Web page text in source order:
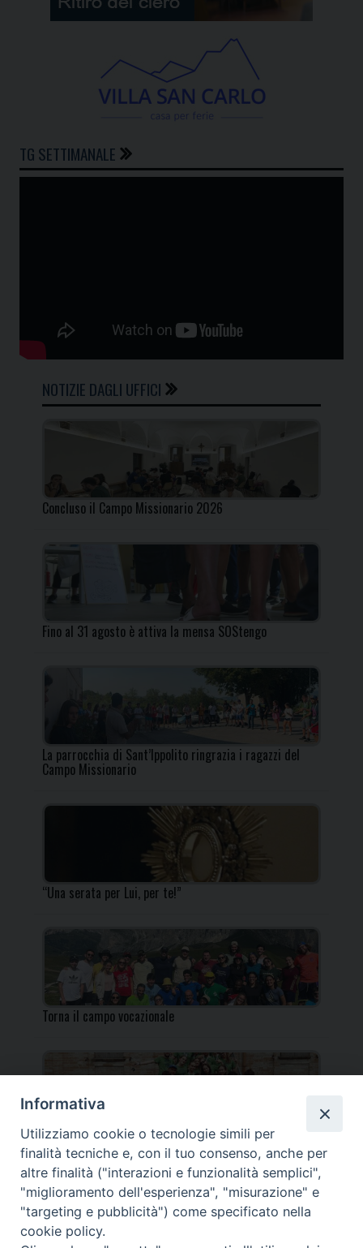
TG SETTIMANALE
NOTIZIE DAGLI UFFICI
Concluso il Campo Missionario 2026
Fino al 31 agosto è attiva la mensa SOStengo
La parrocchia di Sant’Ippolito ringrazia i ragazzi del
Campo Missionario
“Una serata per Lui, per te!”
Torna il campo vocazionale
Torna il Campo Missionario Diocesano
_____________________________________________________
Informativa
Utilizziamo cookie o tecnologie simili per
finalità tecniche e, con il tuo consenso, anche per
altre finalità ("interazioni e funzionalità semplici",
"miglioramento dell'esperienza", "misurazione" e
"targeting e pubblicità") come specificato nella
cookie policy.